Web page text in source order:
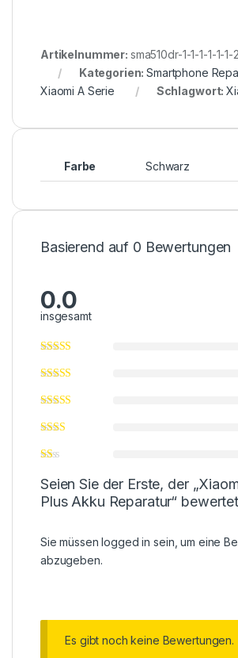
Artikelnummer: sma510dr-1-1-1-1-1-1-
Kategorien:Smartphone
Xiaomi A Serie
Schlagwort:
Farbe Schwarz
Basierend auf 0 Bewertungen
0.0
insgesamt
Seien Sie der Erste, der
Plus Akku Reparatur“
Sie müssenlogged in sein, um eine
abzugeben.
Es gibt noch keine Bewertungen.